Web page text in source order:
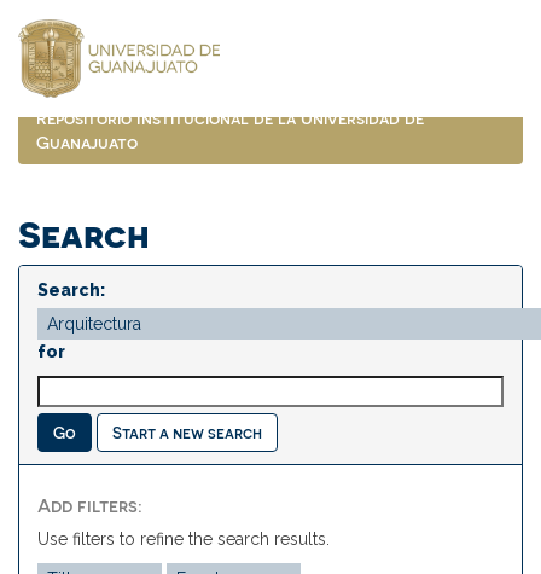
navigation
Repositorio Institucional de la Universidad de
Guanajuato
Search
Search:
for
Start a new search
Add filters:
Use filters to refine the search results.